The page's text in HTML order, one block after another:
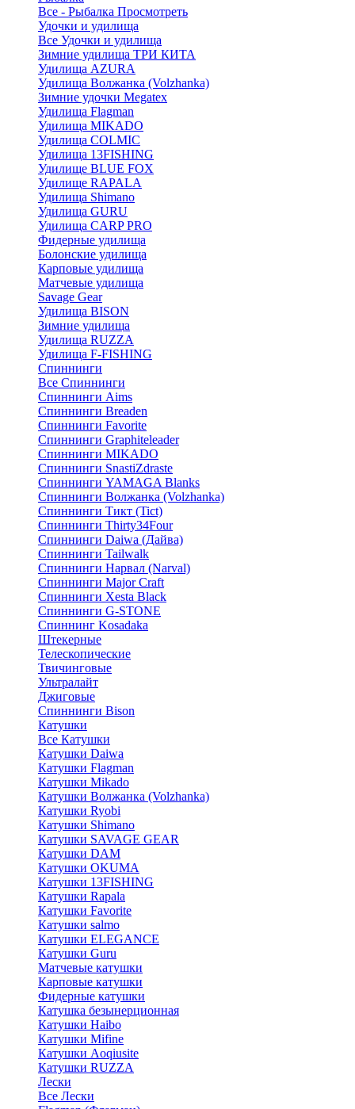
Все - Рыбалка Просмотреть
Удочки и удилища
Все Удочки и удилища
Зимние удилища ТРИ КИТА
Удилища AZURA
Удилища Волжанка (Volzhanka)
Зимние удочки Megatex
Удилища Flagman
Удилища MIKADO
Удилища COLMIC
Удилища 13FISHING
Удилище BLUE FOX
Удилище RAPALA
Удилища Shimano
Удилища GURU
Удилища CARP PRO
Фидерные удилища
Болонские удилища
Карповые удилища
Матчевые удилища
Savage Gear
Удилища BISON
Зимние удилища
Удилища RUZZA
Удилища F-FISHING
Спиннинги
Все Спиннинги
Спиннинги Aims
Спиннинги Breaden
Спиннинги Favorite
Спиннинги Graphiteleader
Спиннинги MIKADO
Спиннинги SnastiZdraste
Спиннинги YAMAGA Blanks
Спиннинги Волжанка (Volzhanka)
Спиннинги Тикт (Tict)
Спиннинги Thirty34Four
Спиннинги Daiwa (Дайва)
Спиннинги Tailwalk
Спиннинги Нарвал (Narval)
Спиннинги Major Craft
Спиннинги Xesta Black
Спиннинги G-STONE
Спиннинг Kosadaka
Штекерные
Телескопические
Твичинговые
Ультралайт
Джиговые
Спиннинги Bison
Катушки
Все Катушки
Катушки Daiwa
Катушки Flagman
Катушки Mikado
Катушки Волжанка (Volzhanka)
Катушки Ryobi
Катушки Shimano
Катушки SAVAGE GEAR
Катушки DAM
Катушки OKUMA
Катушки 13FISHING
Катушки Rapala
Катушки Favorite
Катушки salmo
Катушки ELEGANCE
Катушки Guru
Матчевые катушки
Карповые катушки
Фидерные катушки
Катушка безынерционная
Катушки Haibo
Катушки Mifine
Катушки Aoqiusite
Катушки RUZZA
Лески
Все Лески